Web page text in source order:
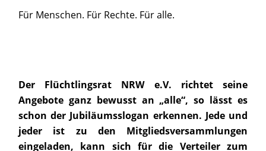
Für Menschen. Für Rechte. Für alle.
Der Flüchtlingsrat NRW e.V. richtet seine
Angebote ganz bewusst an „alle“, so lässt es
schon der Jubiläumsslogan erkennen. Jede und
jeder ist zu den Mitgliedsversammlungen
eingeladen, kann sich für die Verteiler zum